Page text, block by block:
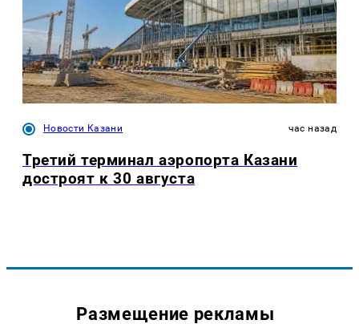
Новости Казани час назад
Третий терминал аэропорта Казани
достроят к 30 августа
Размещение рекламы